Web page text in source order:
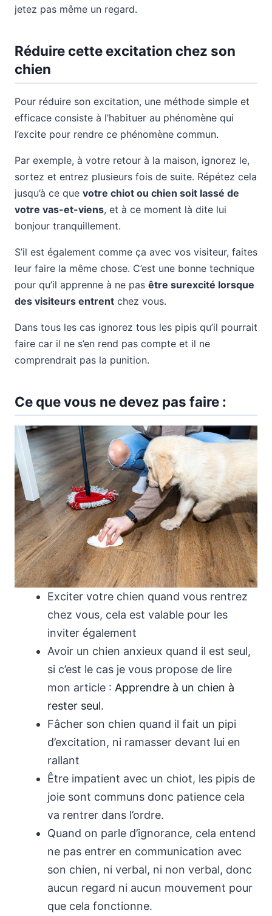
jetez pas même un regard.
Réduire cette excitation chez son
chien
Pour réduire son excitation, une méthode simple et
efficace consiste à l’habituer au phénomène qui
l’excite pour rendre ce phénomène commun.
Par exemple, à votre retour à la maison, ignorez le,
sortez et entrez plusieurs fois de suite. Répétez cela
jusqu’à ce que votre chiot ou chien soit lassé de
votre vas-et-viens, et à ce moment là dite lui
bonjour tranquillement.
S’il est également comme ça avec vos visiteur, faites
leur faire la même chose. C’est une bonne technique
pour qu’il apprenne à ne pas être surexcité lorsque
des visiteurs entrent chez vous.
Dans tous les cas ignorez tous les pipis qu’il pourrait
faire car il ne s’en rend pas compte et il ne
comprendrait pas la punition.
Ce que vous ne devez pas faire :
Exciter votre chien quand vous rentrez
chez vous, cela est valable pour les
inviter également
Avoir un chien anxieux quand il est seul,
si c’est le cas je vous propose de lire
mon article : Apprendre à un chien à
rester seul.
Fâcher son chien quand il fait un pipi
d’excitation, ni ramasser devant lui en
rallant
Être impatient avec un chiot, les pipis de
joie sont communs donc patience cela
va rentrer dans l’ordre.
Quand on parle d’ignorance, cela entend
ne pas entrer en communication avec
son chien, ni verbal, ni non verbal, donc
aucun regard ni aucun mouvement pour
que cela fonctionne.